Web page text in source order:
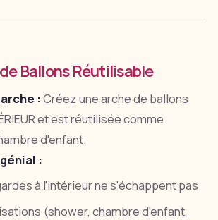
Ballons Réutilisable
:Créez une arche de ballons
et est réutilisée comme
d'enfant.
:
à l'intérieur ne s'échappent pas
(shower, chambre d'enfant,